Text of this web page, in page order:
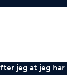
jeg at jeg